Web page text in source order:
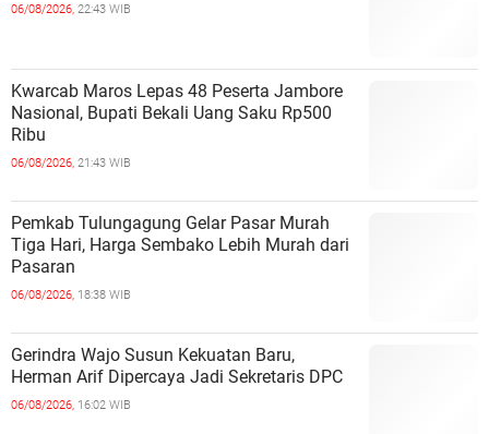
06/08/2026, 22:43 WIB
Kwarcab Maros Lepas 48 Peserta Jambore
Nasional, Bupati Bekali Uang Saku Rp500
Ribu
06/08/2026, 21:43 WIB
Pemkab Tulungagung Gelar Pasar Murah
Tiga Hari, Harga Sembako Lebih Murah dari
Pasaran
06/08/2026, 18:38 WIB
Gerindra Wajo Susun Kekuatan Baru,
Herman Arif Dipercaya Jadi Sekretaris DPC
06/08/2026, 16:02 WIB